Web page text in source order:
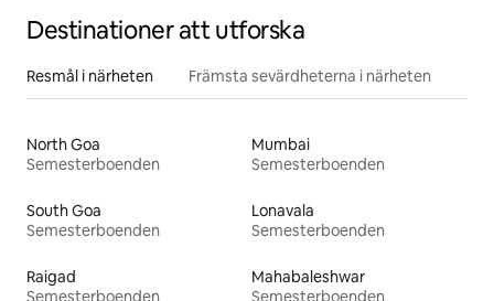
Destinationer att utforska
Resmål i närheten Främsta sevärdheterna i närheten
North Goa
Semesterboenden
Mumbai
Semesterboenden
South Goa
Semesterboenden
Lonavala
Semesterboenden
Raigad
Semesterboenden
Mahabaleshwar
Semesterboenden